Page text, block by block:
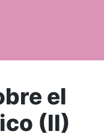
el
(II)